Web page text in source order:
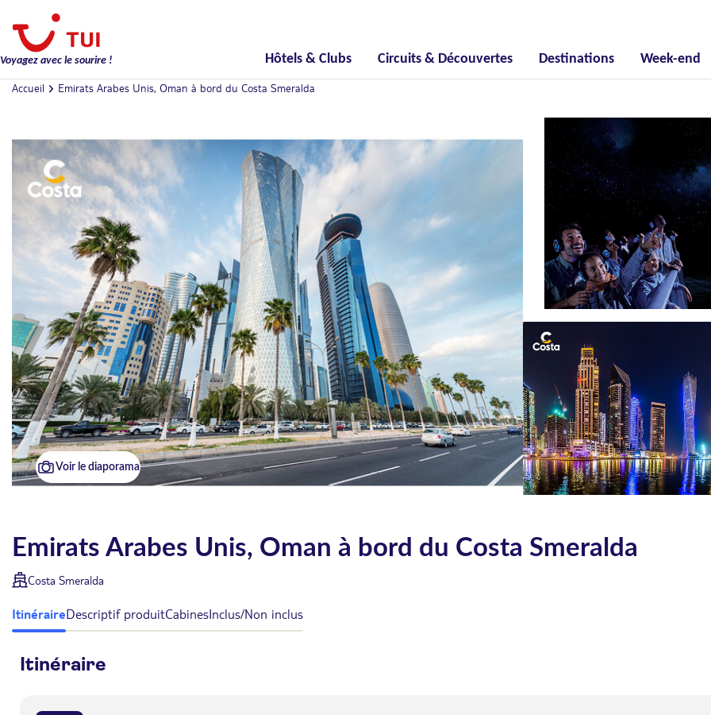
Voyagez avec le sourire ! Hôtels & Clubs Circuits & Découvertes Destinations Week-end
Accueil Emirats Arabes Unis, Oman à bord du Costa Smeralda
Voir le diaporama
Emirats Arabes Unis, Oman à bord du Costa Smeralda
Costa Smeralda
ItinéraireDescriptif produitCabinesInclus/Non inclus
Itinéraire